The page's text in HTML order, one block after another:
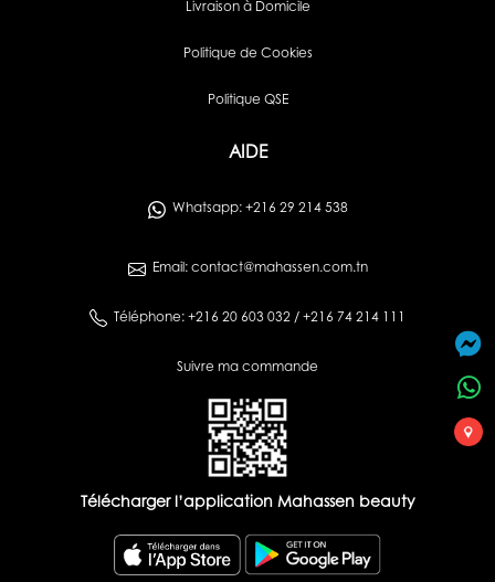
Livraison à Domicile
Politique de Cookies
Politique QSE
AIDE
Whatsapp: +216 29 214 538
Email: contact@mahassen.com.tn
Téléphone: +216 20 603 032 / +216 74 214 111
Suivre ma commande
Télécharger l’application Mahassen beauty